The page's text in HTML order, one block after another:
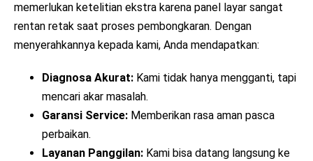
memerlukan ketelitian ekstra karena panel layar sangat
rentan retak saat proses pembongkaran. Dengan
menyerahkannya kepada kami, Anda mendapatkan:
Diagnosa Akurat: Kami tidak hanya mengganti, tapi
mencari akar masalah.
Garansi Service: Memberikan rasa aman pasca
perbaikan.
Layanan Panggilan: Kami bisa datang langsung ke